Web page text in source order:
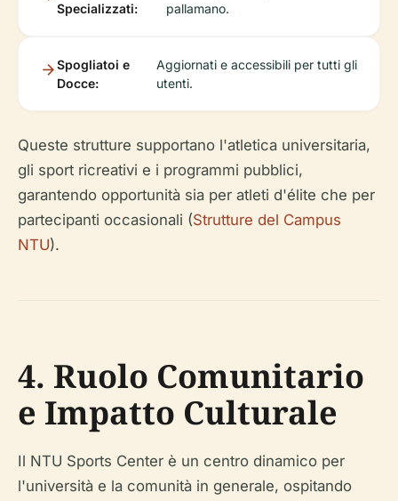
Specializzati:
pallamano.
Spogliatoi e
Docce:
Aggiornati e accessibili per tutti gli
utenti.
Queste strutture supportano l'atletica universitaria,
gli sport ricreativi e i programmi pubblici,
garantendo opportunità sia per atleti d'élite che per
partecipanti occasionali (Strutture del Campus
NTU).
4. Ruolo Comunitario
e Impatto Culturale
Il NTU Sports Center è un centro dinamico per
l'università e la comunità in generale, ospitando